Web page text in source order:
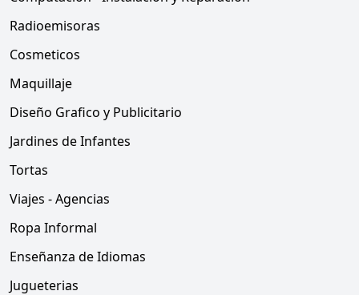
Radioemisoras
Cosmeticos
Maquillaje
Diseño Grafico y Publicitario
Jardines de Infantes
Tortas
Viajes - Agencias
Ropa Informal
Enseñanza de Idiomas
Jugueterias